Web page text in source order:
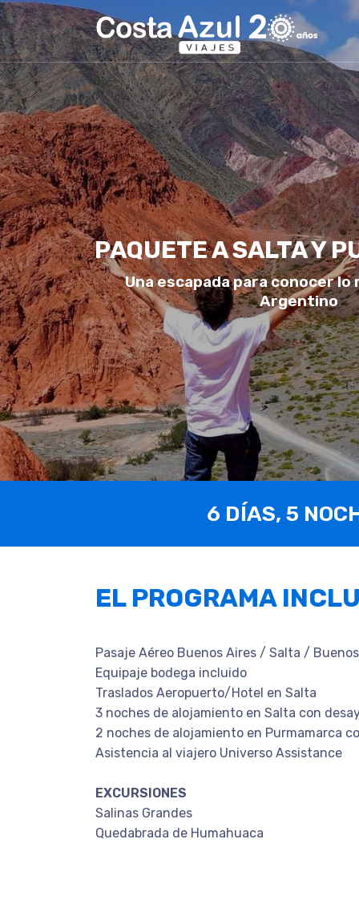
PAQUETE A SALTA Y
Una escapada para conocer
Argentino
6 DÍAS, 5
EL PROGRAMA
Pasaje Aéreo Buenos Aires / Salta /
Equipaje bodega incluido
Traslados Aeropuerto/Hotel en Salta
3 noches de alojamiento en Salta con
2 noches de alojamiento en Purmamarca
Asistencia al viajero Universo Assistance
EXCURSIONES
Salinas Grandes
Quedabrada de Humahuaca